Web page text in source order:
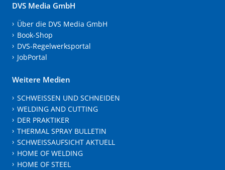
DVS Media GmbH
Über die DVS Media GmbH
Book-Shop
DVS-Regelwerksportal
JobPortal
Weitere Medien
SCHWEISSEN UND SCHNEIDEN
WELDING AND CUTTING
DER PRAKTIKER
THERMAL SPRAY BULLETIN
SCHWEISSAUFSICHT AKTUELL
HOME OF WELDING
HOME OF STEEL